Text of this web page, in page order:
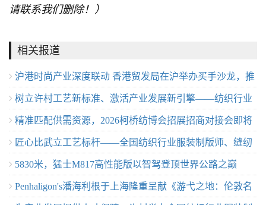
请联系我们删除！）
相关报道
沪港时尚产业深度联动 香港贸发局在沪举办买手沙龙，推
动业界交流
树立许村工艺新标准、激活产业发展新引擎——纺织行业
服装制版师/缝纫工（服装制作工）职业技能竞赛许村选拔
赛圆满收官！
精准匹配供需资源，2026柯桥纺博会招展招商对接会即将
举行！
匠心比武立工艺标杆——全国纺织行业服装制版师、缝纫
工技能竞赛许村选拔赛开赛
5830米，猛士M817高性能版以智驾登顶世界公路之巅
Penhaligon's潘海利根于上海隆重呈献《游弋之地：伦敦名